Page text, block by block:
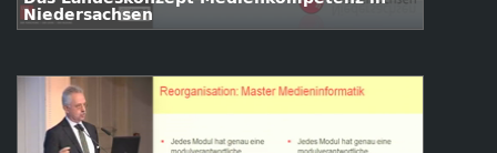
Niedersachsen